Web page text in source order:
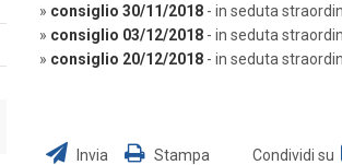
» consiglio 30/11/2018- in seduta
» consiglio 03/12/2018- in seduta
» consiglio 20/12/2018- in seduta
Invia Stampa Condividi su